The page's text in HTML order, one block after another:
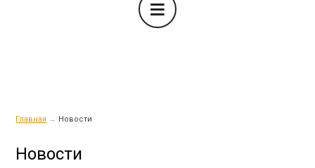
Главная → Новости
Новости